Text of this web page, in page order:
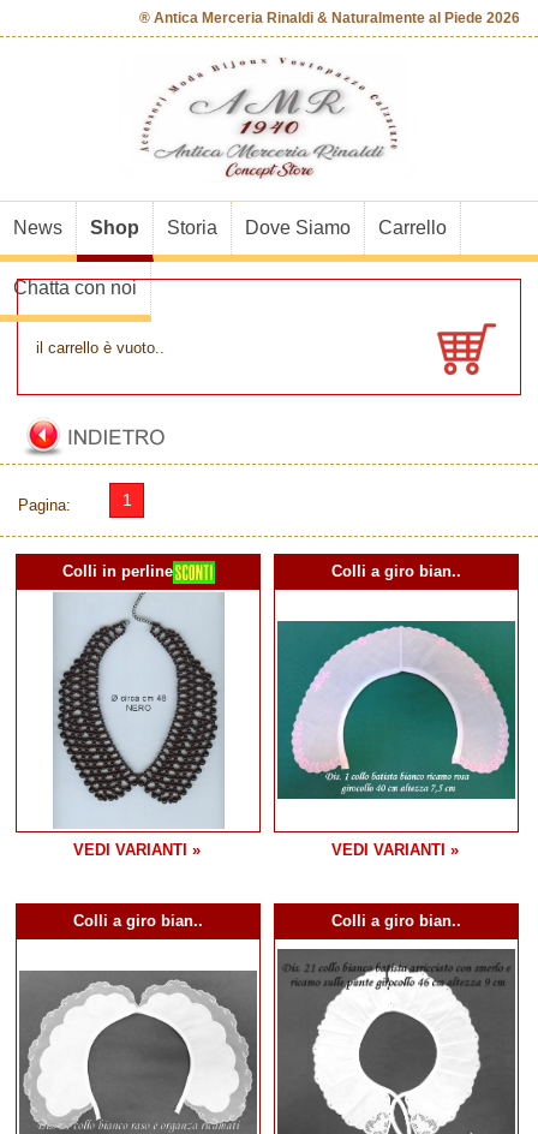
® Antica Merceria Rinaldi & Naturalmente al Piede 2026
News Shop Storia Dove Siamo Carrello
Chatta con noi
il carrello è vuoto..
Pagina: 1
Colli in perline
VEDI VARIANTI »
Colli a giro bian..
VEDI VARIANTI »
Colli a giro bian.. Colli a giro bian..